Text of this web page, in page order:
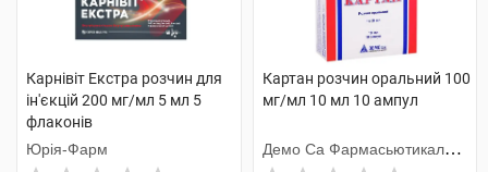
Карнівіт Екстра розчин для
ін'єкцій 200 мг/мл 5 мл 5
флаконів
Юрія-Фарм
Картан розчин оральний 100
мг/мл 10 мл 10 ампул
Демо Са Фармасьютикал